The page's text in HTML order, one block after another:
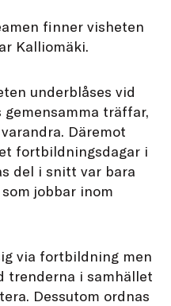
finner visheten
Kalliomäki.
underblåses vid
träffar,
Däremot
fortbildningsdagar i
del i snitt var bara
jobbar inom
via fortbildning men
trenderna i samhället
Dessutom ordnas